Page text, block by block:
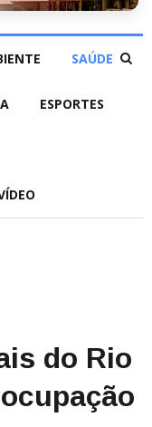
SAÚDE
ESPORTES
do Rio